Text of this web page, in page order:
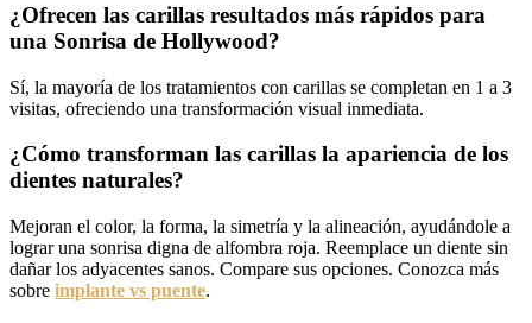
¿Ofrecen las carillas resultados más rápidos para
una Sonrisa de Hollywood?
Sí, la mayoría de los tratamientos con carillas se completan en 1 a 3
visitas, ofreciendo una transformación visual inmediata.
¿Cómo transforman las carillas la apariencia de los
dientes naturales?
Mejoran el color, la forma, la simetría y la alineación, ayudándole a
lograr una sonrisa digna de alfombra roja. Reemplace un diente sin
dañar los adyacentes sanos. Compare sus opciones. Conozca más
sobre implante vs puente.